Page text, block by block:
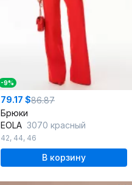
-9%
79.17 $86.87
Брюки
EOLA 3070 красный
42, 44, 46
В корзину